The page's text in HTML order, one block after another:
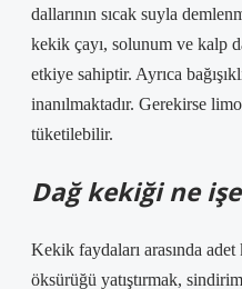
dallarının sıcak suyla
kekik çayı, solunum ve kalp
etkiye sahiptir. Ayrıca
inanılmaktadır. Gerekirse
tüketilebilir.
Dağ kekiği ne
Kekik faydaları arasında
öksürüğü yatıştırmak,